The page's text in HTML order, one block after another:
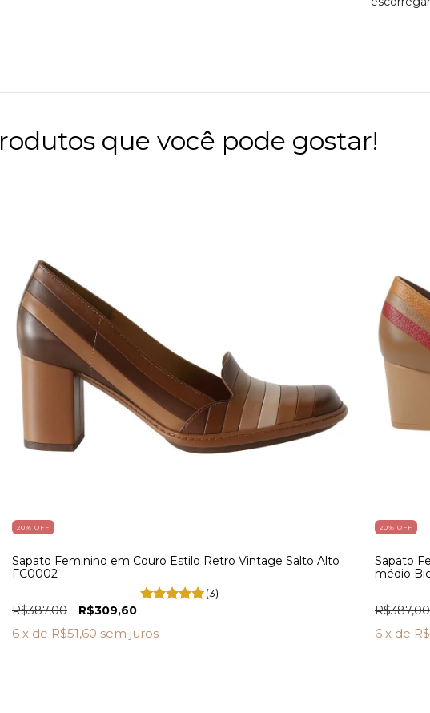
que você pode gostar!
20% OFF
Sapato Feminino em Couro Estilo Retro Vintage Salto Alto
FC0002
(3)
R$387,00 R$309,60
6 x de R$51,60 sem juros
20% OFF
Sapato
médio
R$387,00
6 x de